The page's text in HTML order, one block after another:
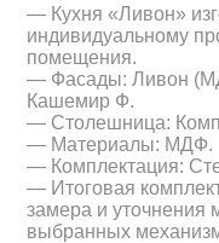
— Кухня «Ливон»
индивидуальному
помещения.
— Фасады: Ливон
Кашемир Ф.
— Столешница:
— Материалы: МДФ.
— Комплектация:
— Итоговая
замера и уточнения
выбранных